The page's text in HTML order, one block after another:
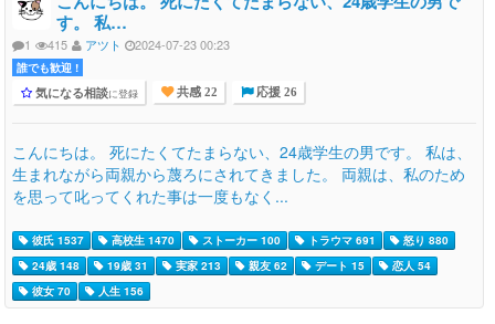
す。 私…
1 415 アツト 2024-07-23 00:23
誰でも歓迎 !
気になる相談に登録 共感 22 応援 26
こんにちは。 死にたくてたまらない、24歳学生の男です。 私は、
生まれながら両親から蔑ろにされてきました。 両親は、私のため
を思って叱ってくれた事は一度もなく...
彼氏 1537 高校生 1470 ストーカー 100 トラウマ 691
怒り 880
24歳 148
19歳 31 実家 213 親友 62 デート 15
恋人 54
彼女 70
人生 156